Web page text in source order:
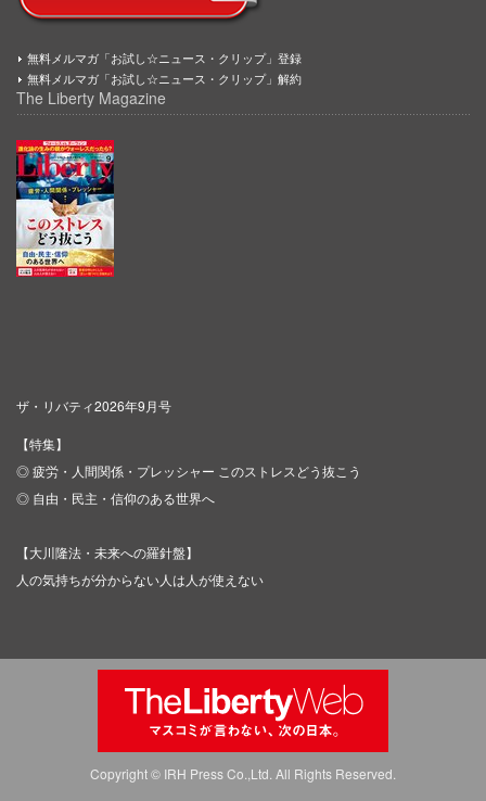
無料メルマガ「お試し☆ニュース・クリップ」登録
無料メルマガ「お試し☆ニュース・クリップ」解約
The Liberty Magazine
ザ・リバティ2026年9月号
【特集】
◎ 疲労・人間関係・プレッシャー このストレスどう抜こう
◎ 自由・民主・信仰のある世界へ
【大川隆法・未来への羅針盤】
人の気持ちが分からない人は人が使えない
Copyright © IRH Press Co.,Ltd. All Rights Reserved.